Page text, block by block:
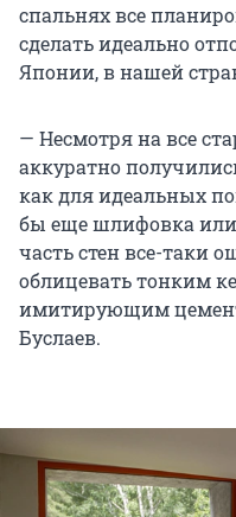
спальнях все
сделать идеально
Японии, в нашей
— Несмотря на все
аккуратно
как для идеальных
бы еще шлифовка
часть стен все-таки
облицевать тонким
имитирующим
Буслаев.